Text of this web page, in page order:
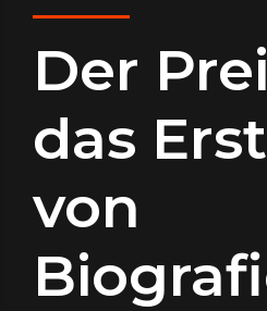
Der
das
von